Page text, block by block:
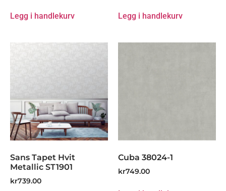
Legg i handlekurv Legg i handlekurv
Sans Tapet Hvit
Metallic ST1901
kr739.00
Cuba 38024-1
kr749.00